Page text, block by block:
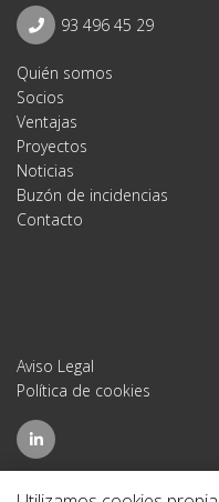
93 496 45 29
Quién somos
Socios
Ventajas
Proyectos
Noticias
Buzón de incidencias
Contacto
Aviso Legal
Política de cookies